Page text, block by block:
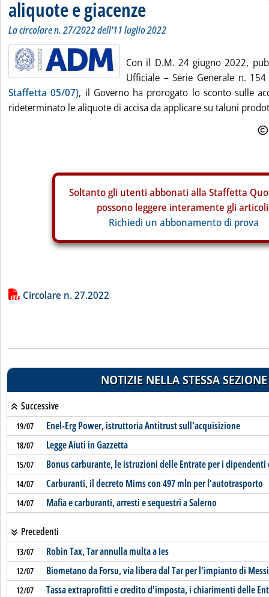
aliquote e giacenze
La circolare n. 27/2022 dell'11 luglio 2022
Con il D.M. 24 giugno 2022,
Ufficiale – Serie Generale n.
Staffetta 05/07), il Governo ha prorogato lo sconto sulle
rideterminato le aliquote di accisa da applicare su taluni
Soltanto gli utenti abbonati alla Staffetta
possono leggere interamente gli
Richiedi un abbonamento di prova
Lista allegati PDF alla notizia
Circolare n. 27.2022
NOTIZIE NELLA STESSA SEZIONE
Successive
19/07 Enel-Erg Power, istruttoria Antitrust sull'acquisizione
18/07 Legge Aiuti in Gazzetta
15/07 Bonus carburante, le istruzioni delle Entrate per i
14/07 Carburanti, il decreto Mims con 497 mln per l'autotrasporto
14/07 Mafia e carburanti, arresti e sequestri a Salerno
Precedenti
13/07 Robin Tax, Tar annulla multa a Ies
12/07 Biometano da Forsu, via libera dal Tar per l'impianto di
12/07 Tassa extraprofitti e credito d'imposta, i chiarimenti delle